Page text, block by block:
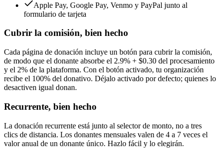
Apple Pay, Google Pay, Venmo y PayPal junto al
formulario de tarjeta
Cubrir la comisión, bien hecho
Cada página de donación incluye un botón para cubrir la comisión,
de modo que el donante absorbe el 2.9% + $0.30 del procesamiento
y el 2% de la plataforma. Con el botón activado, tu organización
recibe el 100% del donativo. Déjalo activado por defecto; quienes lo
desactiven igual donan.
Recurrente, bien hecho
La donación recurrente está junto al selector de monto, no a tres
clics de distancia. Los donantes mensuales valen de 4 a 7 veces el
valor anual de un donante único. Hazlo fácil y lo elegirán.